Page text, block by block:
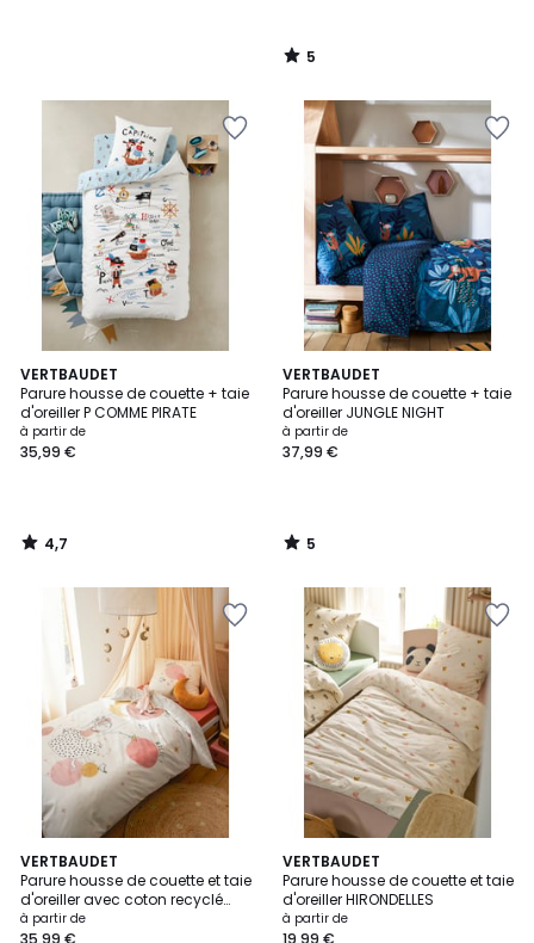
5
/
VERTBAUDET
Parure housse de couette + taie
d'oreiller P COMME PIRATE
à partir de
35,99 €
4,7
/ 5
4,7
/
VERTBAUDET
Parure housse de couette + taie
d'oreiller JUNGLE NIGHT
à partir de
37,99 €
5
/
5
5
/
VERTBAUDET
Parure housse de couette et taie
d'oreiller avec coton recyclé
PRINCESSE POESIE
à partir de
35,99 €
VERTBAUDET
Parure housse de couette et taie
d'oreiller HIRONDELLES
à partir de
19,99 €